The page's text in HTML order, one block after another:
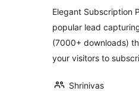
Elegant Subscription
popular lead
(7000+ downloads)
your visitors to
Shrinivas